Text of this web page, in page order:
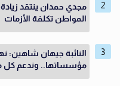
مجدي حمدان ينتقد
المواطن تكلفة الأزمات
النائبة جيهان شاهين:
مؤسساتها.. وندعم كل